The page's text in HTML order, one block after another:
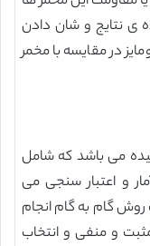
ی نتایج و شان دادن
در مقایسه با مخمر
می باشد که شامل
و اعتبار سنجی می
روش گام به گام انجام
و منفی و انتخاب